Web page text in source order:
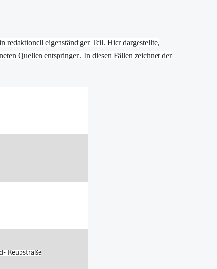
redaktionell eigenständiger Teil. Hier dargestellte,
Quellen entspringen. In diesen Fällen zeichnet der
Keupstraße